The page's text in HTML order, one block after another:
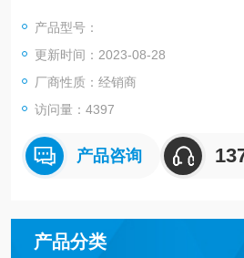
钢铁，有色金属等行业，进行各种合
量分析，用于金属冶炼工艺过程以及
产品型号：
更新时间：2023-08-28
厂商性质：经销商
访问量：4397
产品咨询
产品分类